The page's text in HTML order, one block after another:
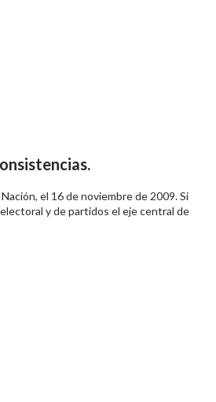
el 16 de noviembre de 2009. Si
y de partidos el eje central de